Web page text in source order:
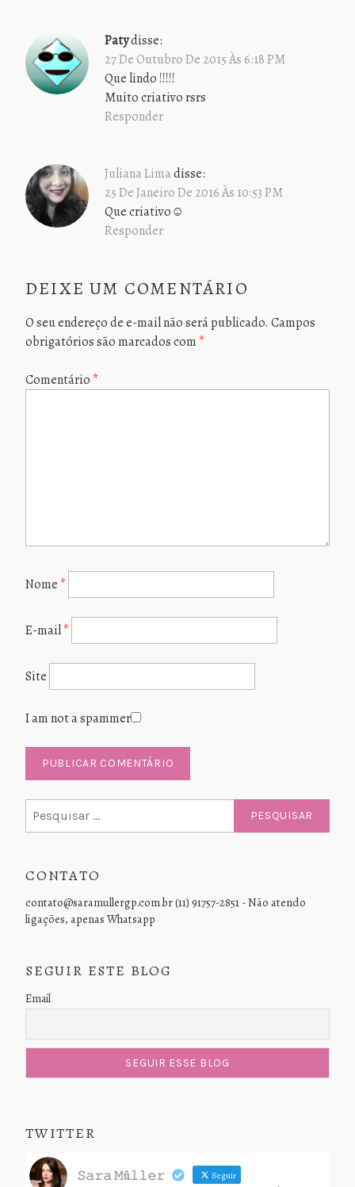
Patydisse:
27 De Outubro De 2015 Às 6:18 PM
Que lindo !!!!!
Muito criativo rsrs
Responder
Juliana Limadisse:
25 De Janeiro De 2016 Às 10:53 PM
Que criativo☺
Responder
DEIXE UM COMENTÁRIO
O seu endereço de e-mail não será publicado. Campos
obrigatórios são marcados com *
Comentário *
Nome *
E-mail*
Site
I am not a spammer
por:
CONTATO
contato@saramullergp.com.br (11) 91757-2851 - Não atendo
ligações, apenas Whatsapp
SEGUIR ESTE BLOG
Email
TWITTER
𝚂𝚊𝚛𝚊 𝙼ü𝚕𝚕𝚎𝚛 Seguir